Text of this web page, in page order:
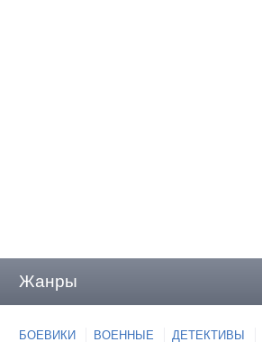
Жанры
БОЕВИКИ ВОЕННЫЕ ДЕТЕКТИВЫ